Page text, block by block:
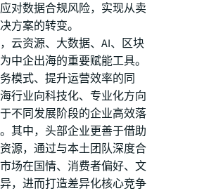
对数据合规风险，实现从卖
方案的转变。
云资源、大数据、AI、区块
中企出海的重要赋能工具。
模式、提升运营效率的同
行业向科技化、专业化方向
不同发展阶段的企业高效落
其中，头部企业更善于借助
源，通过与本土团队深度合
场在国情、消费者偏好、文
，进而打造差异化核心竞争